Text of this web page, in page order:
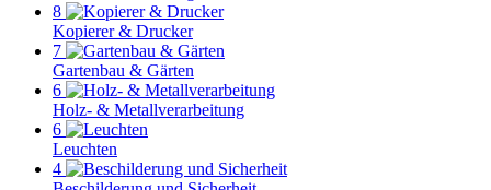
8
Kopierer & Drucker
7
Gartenbau & Gärten
6
Holz- & Metallverarbeitung
6
Leuchten
4